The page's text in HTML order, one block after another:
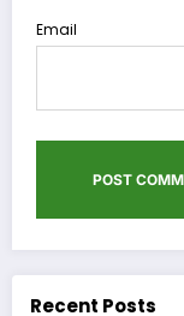
Email
Recent Posts